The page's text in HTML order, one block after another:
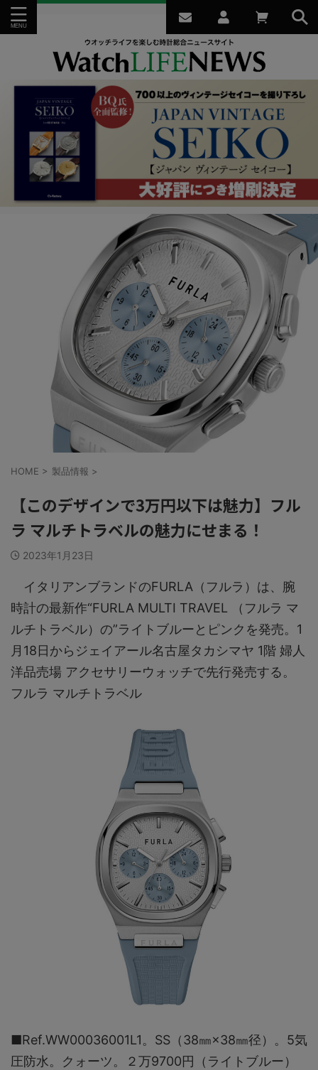
HOME > 製品情報 >
【このデザインで3万円以下は魅力】フル
ラ マルチトラベルの魅力にせまる！
2023年1月23日
イタリアンブランドのFURLA（フルラ）は、腕
時計の最新作“FURLA MULTI TRAVEL （フルラ マ
ルチトラベル）の”ライトブルーとピンクを発売。1
月18日からジェイアール名古屋タカシマヤ 1階 婦人
洋品売場 アクセサリーウォッチで先行発売する。
フルラ マルチトラベル
■Ref.WW00036001L1​。SS（38㎜×38㎜径）。5気
圧防水。クォーツ。２万9700円（ライトブルー）